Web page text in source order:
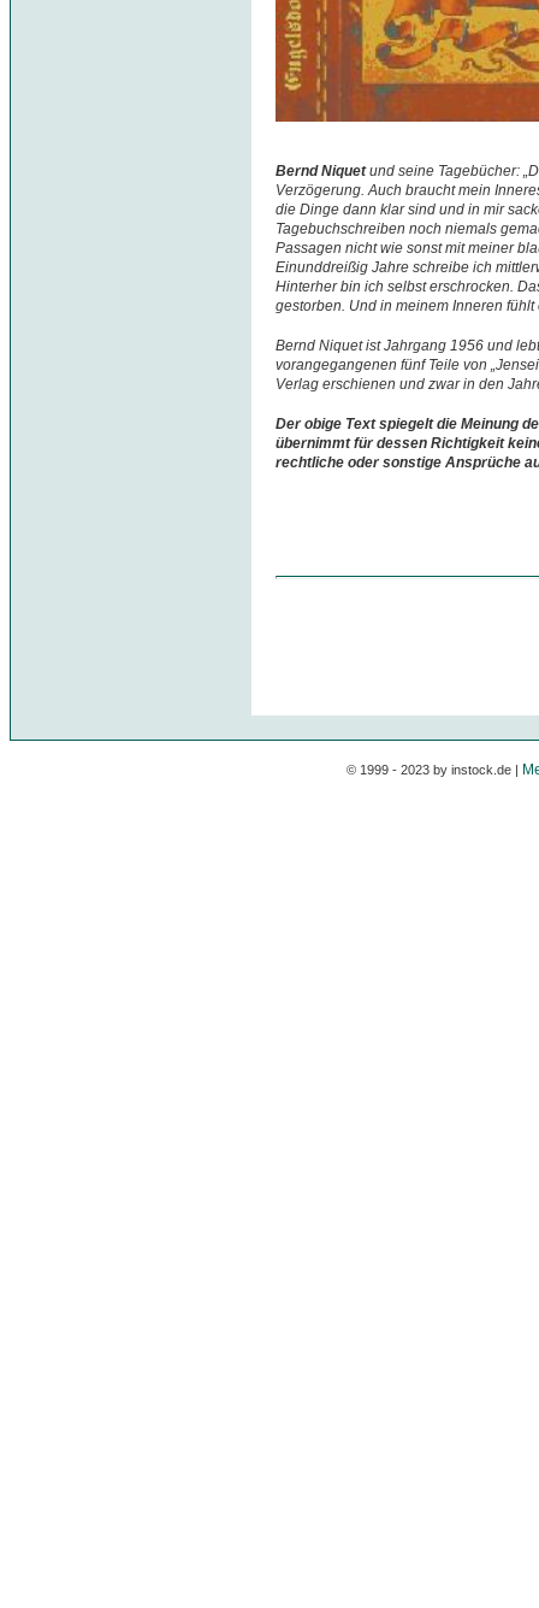
Bernd Niquetund seine Tagebücher:
Verzögerung. Auch braucht mein
die Dinge dann klar sind und in mir
Tagebuchschreiben noch niemals
Passagen nicht wie sonst mit meiner
Einunddreißig Jahre schreibe ich
Hinterher bin ich selbst erschrocken.
gestorben. Und in meinem Inneren fühlt
Bernd Niquet ist Jahrgang 1956 und
vorangegangenen fünf Teile von
Verlag erschienen und zwar in den
Der obige Text spiegelt die Meinung
übernimmt für dessen Richtigkeit
rechtliche oder sonstige Ansprüche
© 1999 - 2023 by instock.de |